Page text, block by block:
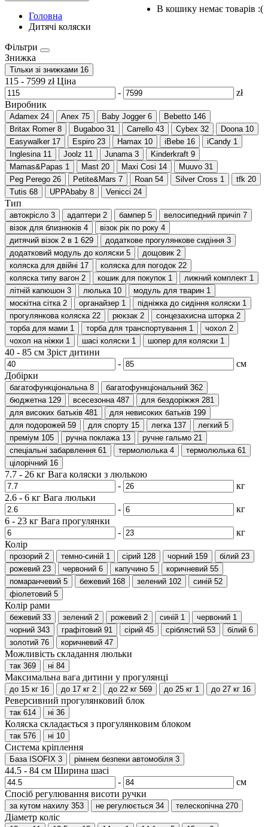
В кошику немає товарів :(
Головна
Дитячі коляски
Фільтри
Знижка
Тільки зі знижками 16
115 - 7599 złЦіна
-
zł
Виробник
Adamex 24 Anex 75 Baby Jogger 6 Bebetto 146
Britax Romer 8 Bugaboo 31 Carrello 43 Cybex 32 Doona 10
Easywalker 17 Espiro 23 Hamax 10 iBebe 16 iCandy 1
Inglesina 11 Joolz 11 Junama 3 Kinderkraft 9
Mamas&Papas 1 Mast 20 Maxi Cosi 14 Muuvo 31
Peg Perego 26 Petite&Mars 7 Roan 54 Silver Cross 1 tfk 20
Tutis 68 UPPAbaby 8 Venicci 24
Тип
автокрісло 3 адаптери 2 бампер 5 велосипедний причіп 7
візок для близнюків 4 візок рік по року 4
дитячий візок 2 в 1 629 додаткове прогулянкове сидіння 3
додатковий модуль до коляски 5 дощовик 2
коляска для двійні 17 коляска для погодок 22
коляска типу вагон 2 кошик для покупок 1 лижний комплект 1
літній капюшон 3 люлька 10 модуль для тварин 1
москітна сітка 2 органайзер 1 підніжка до сидіння коляски 1
прогулянкова коляска 22 рюкзак 2 сонцезахисна шторка 2
торба для мами 1 торба для транспортування 1 чохол 2
чохол на ніжки 1 шасі коляски 1 шопер для коляски 1
40 - 85 см Зріст дитини
-
см
Добірки
багатофункціональна 8 багатофункціональний 362
бюджетна 129 всесезонна 487 для бездоріжжя 281
для високих батьків 481 для невисоких батьків 199
для подорожей 59 для спорту 15 легка 137 легкий 5
преміум 105 ручна поклажа 13 ручне гальмо 21
спеціальні забарвлення 61 термолюлька 4 термолюлька 61
цілорічний 16
7.7 - 26 кг Вага коляски з люлькою
-
кг
2.6 - 6 кг Вага люльки
-
кг
6 - 23 кг Вага прогулянки
-
кг
Колір
прозорий 2 темно-синій 1 сірий 128 чорний 159 білий 23
рожевий 23 червоний 6 капучино 5 коричневий 55
помаранчевий 5 бежевий 168 зелений 102 синій 52
фіолетовий 5
Колір рами
бежевий 33 зелений 2 рожевий 2 синій 1 червоний 1
чорний 343 графітовий 91 сірий 45 сріблястий 53 білий 6
золотий 76 коричневий 47
Можливість складання люльки
так 369 ні 84
Максимальна вага дитини у прогулянці
до 15 кг 16 до 17 кг 2 до 22 кг 569 до 25 кг 1 до 27 кг 16
Реверсивний прогулянковий блок
так 614 ні 36
Коляска складається з прогулянковим блоком
так 576 ні 10
Система кріплення
База ISOFIX 3 рімнем безпеки автомобіля 3
44.5 - 84 см Ширина шасі
-
см
Спосіб регулювання висоти ручки
за кутом нахилу 353 не регулюється 34 телескопічна 270
Діаметр коліс